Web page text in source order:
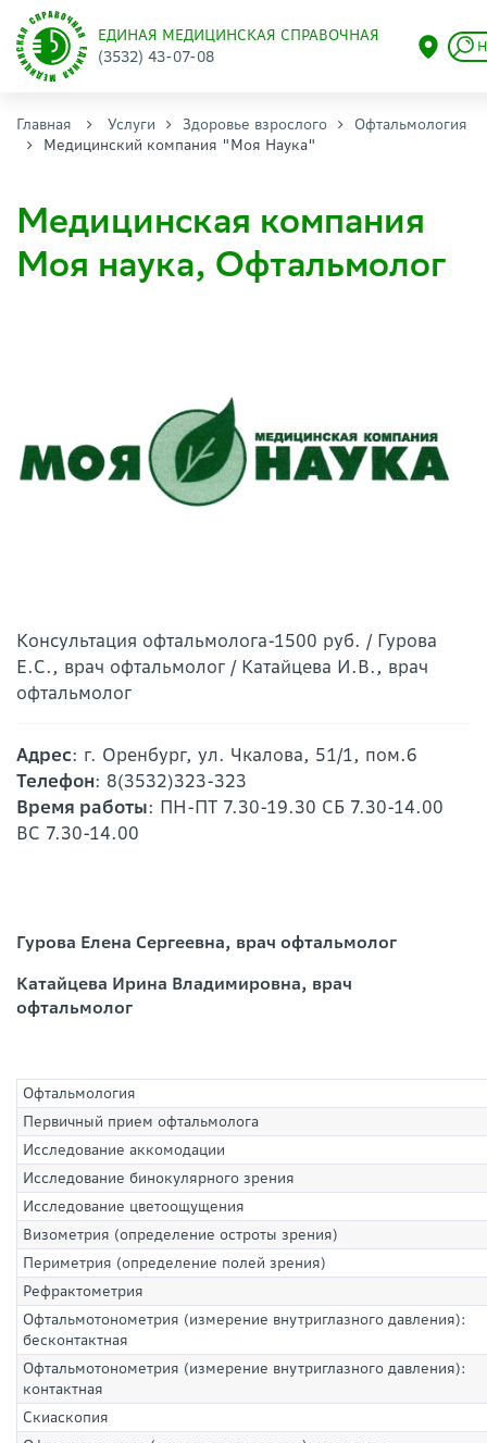
ЕДИНАЯ МЕДИЦИНСКАЯ СПРАВОЧНАЯ
(3532) 43-07-08
Главная Услуги Здоровье взрослого
Офтальмология
Медицинский компания "Моя Наука"
Медицинская компания
Моя наука, Офтальмолог
Консультация офтальмолога-1500 руб. / Гурова
Е.С., врач офтальмолог / Катайцева И.В., врач
офтальмолог
Адрес: г. Оренбург, ул. Чкалова, 51/1, пом.6
Телефон: 8(3532)323-323
Время работы: ПН-ПТ 7.30-19.30 СБ 7.30-14.00
ВС 7.30-14.00
Гурова Елена Сергеевна, врач офтальмолог
Катайцева Ирина Владимировна, врач
офтальмолог
Офтальмология
Первичный прием офтальмолога
Исследование аккомодации
Исследование бинокулярного зрения
Исследование цветоощущения
Визометрия (определение остроты зрения)
Периметрия (определение полей зрения)
Рефрактометрия
Офтальмотонометрия (измерение внутриглазного давления):
бесконтактная
Офтальмотонометрия (измерение внутриглазного давления):
контактная
Скиаскопия